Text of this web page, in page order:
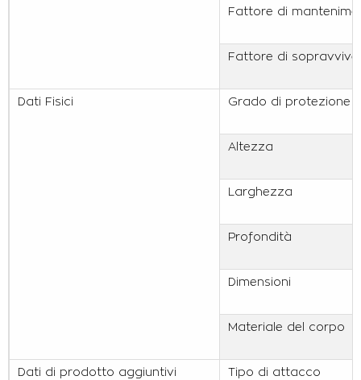
Fattore di
Fattore di
Dati Fisici Grado di protezione
Altezza
Larghezza
Profondità
Dimensioni
Materiale del corpo
Dati di prodotto aggiuntivi Tipo di attacco